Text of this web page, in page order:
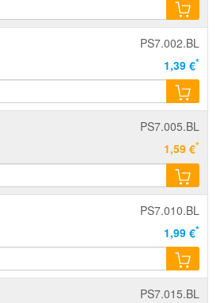
PS7.002.BL
1,39 €*
PS7.005.BL
1,59 €*
PS7.010.BL
1,99 €*
PS7.015.BL